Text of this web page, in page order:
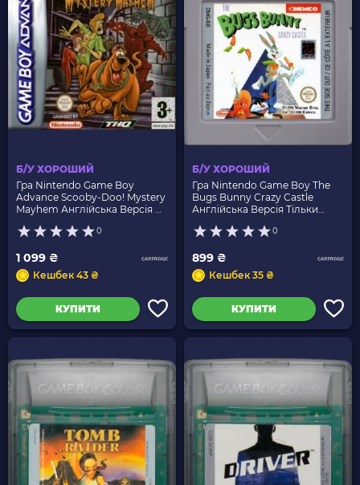
Б/У ХОРОШИЙ
Гра Nintendo Game Boy
Advance Scooby-Doo! Mystery
Mayhem Англійська Версія Б/
0
1 099 ₴
Кешбек 43 ₴
КУПИТИ
Б/У ХОРОШИЙ
Гра Nintendo Game Boy The
Bugs Bunny Crazy Castle
Англійська Версія Тільки
0
899 ₴
Кешбек 35 ₴
КУПИТИ